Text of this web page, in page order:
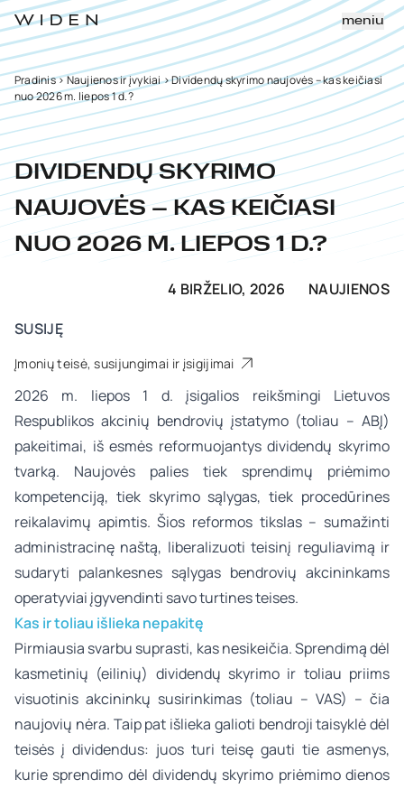
meniu
Pradinis>Naujienos ir įvykiai>Dividendų skyrimo naujovės – kas keičiasi
nuo 2026 m. liepos 1 d.?
DIVIDENDŲ SKYRIMO
NAUJOVĖS – KAS KEIČIASI
NUO 2026 M. LIEPOS 1 D.?
4 BIRŽELIO, 2026
NAUJIENOS
SUSIJĘ
Įmonių teisė, susijungimai ir įsigijimai
2026 m. liepos 1 d. įsigalios reikšmingi Lietuvos
Respublikos akcinių bendrovių įstatymo (toliau – ABĮ)
pakeitimai, iš esmės reformuojantys dividendų skyrimo
tvarką. Naujovės palies tiek sprendimų priėmimo
kompetenciją, tiek skyrimo sąlygas, tiek procedūrines
reikalavimų apimtis. Šios reformos tikslas – sumažinti
administracinę naštą, liberalizuoti teisinį reguliavimą ir
sudaryti palankesnes sąlygas bendrovių akcininkams
operatyviai įgyvendinti savo turtines teises.
Kas ir toliau išlieka nepakitę
Pirmiausia svarbu suprasti, kas nesikeičia. Sprendimą dėl
kasmetinių (eilinių) dividendų skyrimo ir toliau priims
visuotinis akcininkų susirinkimas (toliau – VAS) – čia
naujovių nėra. Taip pat išlieka galioti bendroji taisyklė dėl
teisės į dividendus: juos turi teisę gauti tie asmenys,
kurie sprendimo dėl dividendų skyrimo priėmimo dienos